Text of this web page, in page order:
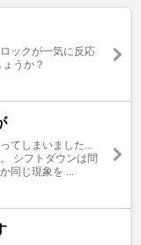
ックが一気に反応
うか？
てしまいました...
シフトダウンは問
同じ現象を ...